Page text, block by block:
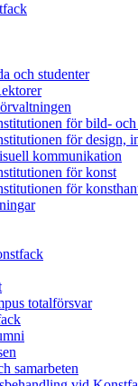
och studenter
för bild-
för design,
kommunikation
för konst
för
totalförsvar
samarbeten